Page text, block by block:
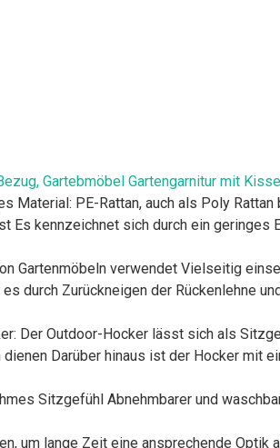
Gartebmöbel Gartengarnitur mit
Material: PE-Rattan, auch als Poly Rattan
kennzeichnet sich durch ein geringes
Gartenmöbeln verwendet Vielseitig
durch Zurückneigen der Rückenlehne
Der Outdoor-Hocker lässt sich als
Darüber hinaus ist der Hocker mit
Sitzgefühl Abnehmbarer und
um lange Zeit eine ansprechende Optik